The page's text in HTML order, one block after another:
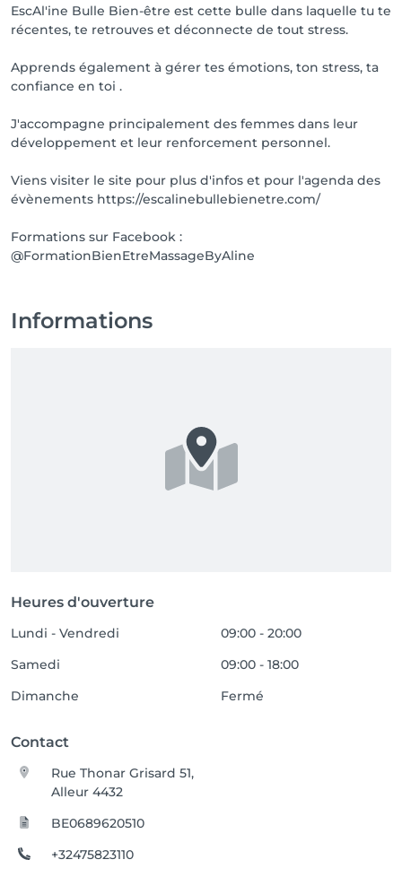
EscAl'ine Bulle Bien-être est cette bulle dans laquelle tu te
récentes, te retrouves et déconnecte de tout stress.
Apprends également à gérer tes émotions, ton stress, ta
confiance en toi .
J'accompagne principalement des femmes dans leur
développement et leur renforcement personnel.
Viens visiter le site pour plus d'infos et pour l'agenda des
évènements https://escalinebullebienetre.com/
Formations sur Facebook :
@FormationBienEtreMassageByAline
Informations
Heures d'ouverture
Lundi - Vendredi
09:00 - 20:00
Samedi
09:00 - 18:00
Dimanche
Fermé
Contact
Rue Thonar Grisard 51,
Alleur 4432
BE0689620510
+32475823110